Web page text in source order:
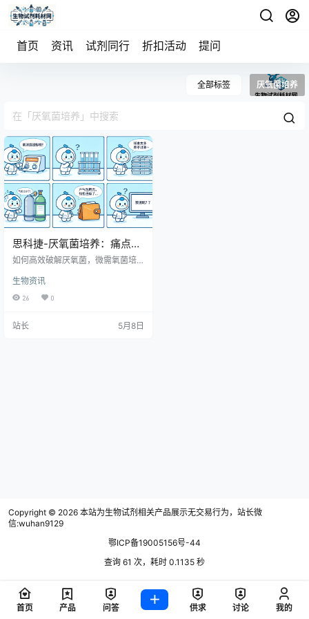
首页 资讯 试剂同行 折扣活动 提问
全部标签 厌氧菌培养
思科捷-厌氧菌培养：痛点与
精准解决方案
如何高效破解厌氧菌，微需氧菌培
氧微需氧培养系统，一起寻找一站
式解决方案。 厌氧培养的常见难
能受影响，实验容易失败； 样本一
生物资讯
26 0
站长 5月8日
Copyright © 2026 本站为生物试剂相关产品展示无交易行为，站长微
信:wuhan9129
鄂ICP备19005156号-44
查询 61 次，耗时 0.1135 秒
首页 产品 问答 供求 讨论 我的